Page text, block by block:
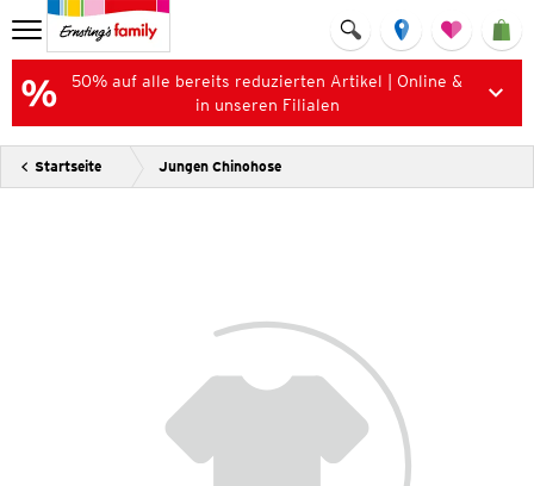
50% auf alle bereits reduzierten Artikel | Online &
in unseren Filialen
Startseite Jungen Chinohose